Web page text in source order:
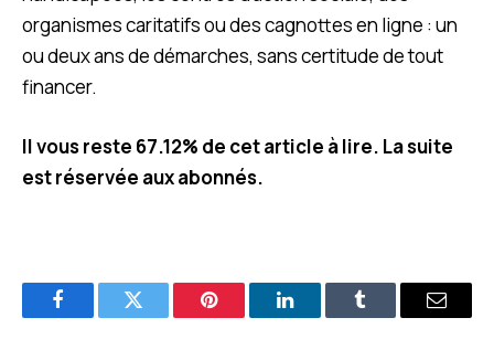
organismes caritatifs ou des cagnottes en ligne : un
ou deux ans de démarches, sans certitude de tout
financer.
Il vous reste 67.12% de cet article à lire. La suite
est réservée aux abonnés.
FacebookTwitter Pinterest LinkedInTumblr E-